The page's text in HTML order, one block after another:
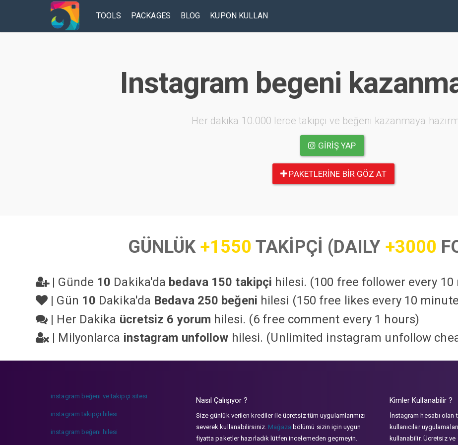
TOOLS PACKAGES BLOG KUPON KULLAN
Instagram begeni
Her dakika 10.000 lerce takipçi ve beğeni kazanmaya
GIRIŞ YAP
PAKETLERINE BIR GÖZ AT
GÜNLÜK +1550 TAKİPÇİ (DAILY +3000
| Günde 10 Dakika'da bedava 150 takipçi hilesi. (100 free follower every
| Gün 10 Dakika'da Bedava 250 beğeni hilesi (150 free likes every 10
| Her Dakika ücretsiz 6 yorum hilesi. (6 free comment every 1 hours)
| Milyonlarca instagram unfollow hilesi. (Unlimited instagram unfollow
instagram beğeni ve takipçi sitesi
instagram takipçi hilesi
instagram beğeni hilesi
Nasıl Çalışıyor ?
Size günlük verilen krediler ile ücretsiz tüm uygulamlarımızı
severek kullanabilirsiniz. Mağaza bölümü sizin için uygun
fiyatta paketler hazırladık lütfen incelemeden geçmeyin.
Kimler Kullanabilir ?
İnstagram hesabı olan
kullanıcılar
kullanabilir. Ücretsiz ve